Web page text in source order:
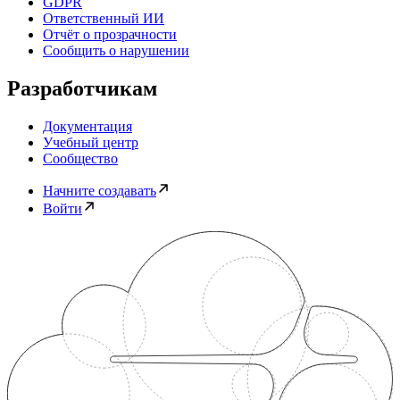
Ответственный ИИ
Отчёт о прозрачности
Сообщить о нарушении
Разработчикам
Документация
Учебный центр
Сообщество
Начните создавать
Войти